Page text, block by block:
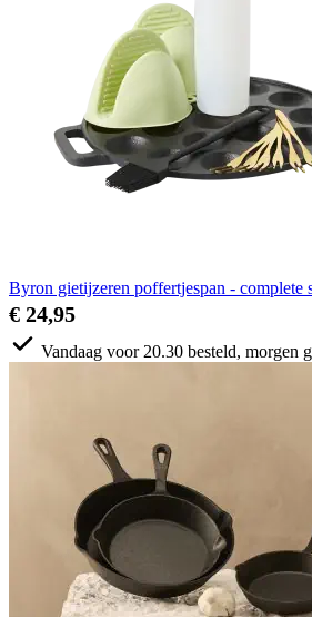
Byron gietijzeren poffertjespan - complete
€ 24,95
Vandaag voor 20.30 besteld, morgen